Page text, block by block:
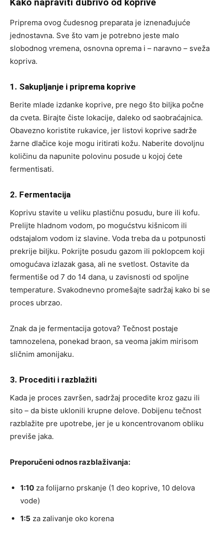
Priprema ovog čudesnog preparata je iznenađujuće
jednostavna. Sve što vam je potrebno jeste malo
slobodnog vremena, osnovna oprema i – naravno – sveža
kopriva.
1. Sakupljanje i priprema koprive
Berite mlade izdanke koprive, pre nego što biljka počne
da cveta. Birajte čiste lokacije, daleko od saobraćajnica.
Obavezno koristite rukavice, jer listovi koprive sadrže
žarne dlačice koje mogu iritirati kožu. Naberite dovoljnu
količinu da napunite polovinu posude u kojoj ćete
fermentisati.
2. Fermentacija
Koprivu stavite u veliku plastičnu posudu, bure ili kofu.
Prelijte hladnom vodom, po mogućstvu kišnicom ili
odstajalom vodom iz slavine. Voda treba da u potpunosti
prekrije biljku. Pokrijte posudu gazom ili poklopcem koji
omogućava izlazak gasa, ali ne svetlost. Ostavite da
fermentiše od 7 do 14 dana, u zavisnosti od spoljne
temperature. Svakodnevno promešajte sadržaj kako bi se
proces ubrzao.
Znak da je fermentacija gotova? Tečnost postaje
tamnozelena, ponekad braon, sa veoma jakim mirisom
sličnim amonijaku.
3. Procediti i razblažiti
Kada je proces završen, sadržaj procedite kroz gazu ili
sito – da biste uklonili krupne delove. Dobijenu tečnost
razblažite pre upotrebe, jer je u koncentrovanom obliku
previše jaka.
Preporučeni odnos razblaživanja:
1:10 za folijarno prskanje (1 deo koprive, 10 delova
vode)
1:5 za zalivanje oko korena